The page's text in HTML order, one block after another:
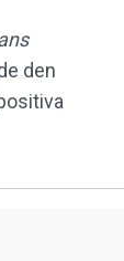
den